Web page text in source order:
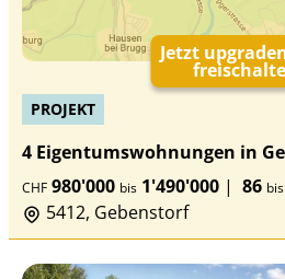
Jetzt
PROJEKT
4 Eigentumswohnungen in
CHF 980'000 bis 1'490'000 | 86 bis
5412, Gebenstorf